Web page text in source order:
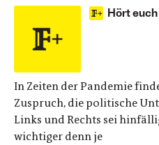
Hört
In Zeiten der Pandemie
Zuspruch, die politische
Links und Rechts sei
wichtiger denn je